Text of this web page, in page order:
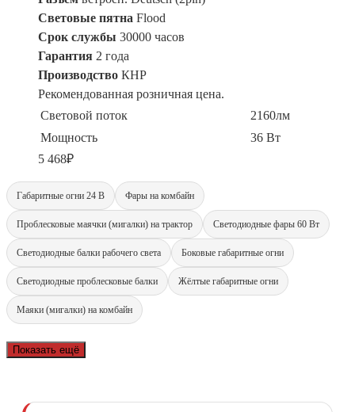
Световые пятна Flood
Срок службы 30000 часов
Гарантия 2 года
Производство КНР
Рекомендованная розничная цена.
Световой поток
2160лм
Мощность
36 Вт
5 468₽
Габаритные огни 24 В Фары на комбайн
Проблесковые маячки (мигалки) на трактор Светодиодные фары 60 Вт
Светодиодные балки рабочего света Боковые габаритные огни
Светодиодные проблесковые балки Жёлтые габаритные огни
Маяки (мигалки) на комбайн
Показать ещё